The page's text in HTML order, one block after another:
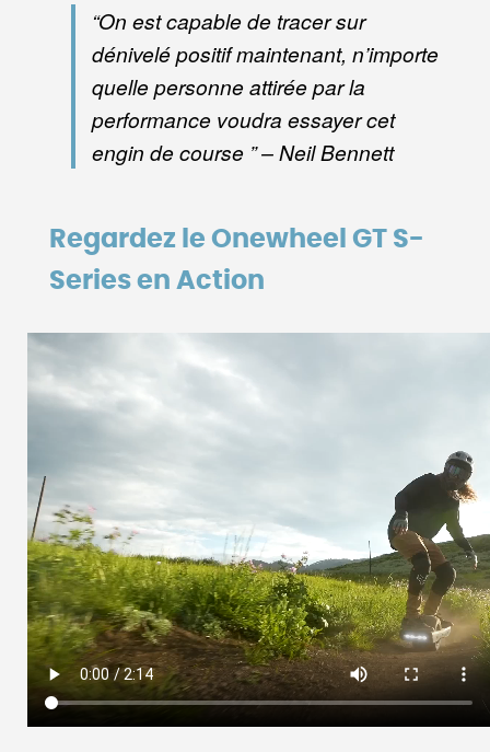
“On est capable de tracer sur
dénivelé positif maintenant, n’importe
quelle personne attirée par la
performance voudra essayer cet
engin de course ” – Neil Bennett
Regardez le Onewheel GT S-
Series en Action